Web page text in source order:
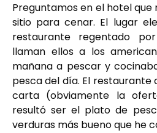
Preguntamos en el hotel
sitio para cenar. El lugar
restaurante regentado
llaman ellos a los
mañana a pescar y
pesca del día. El
carta (obviamente la
resultó ser el plato de
verduras más bueno que he